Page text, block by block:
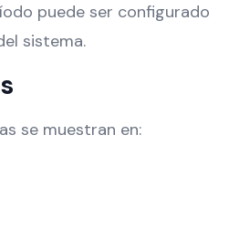
puede ser configurado
sistema.
se muestran en: